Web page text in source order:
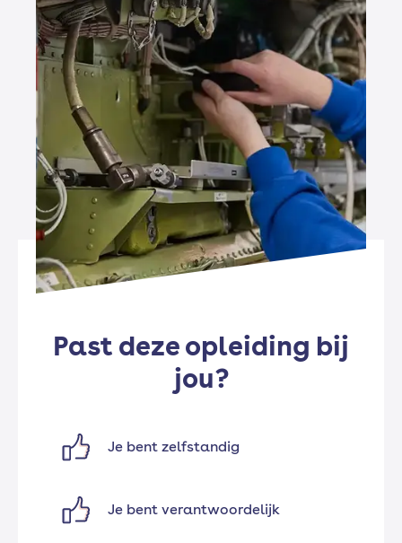
Past deze opleiding bij
jou?
Je bent zelfstandig
Je bent verantwoordelijk